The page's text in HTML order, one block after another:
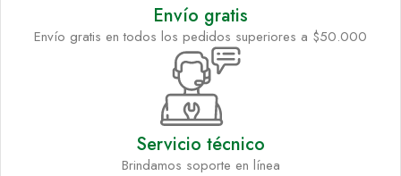
Envío gratis
Envío gratis en todos los pedidos superiores a $50.000
Servicio técnico
Brindamos soporte en línea